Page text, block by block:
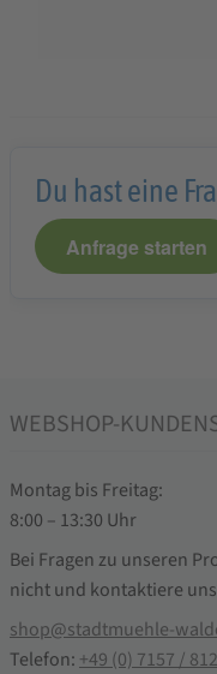
Du hast eine
Anfrage starten
WEBSHOP-
Montag bis Freitag:
8:00 – 13:30 Uhr
Bei Fragen zu unseren
nicht und kontaktiere
shop@stadtmuehle-
Telefon: +49 (0) 7157 /